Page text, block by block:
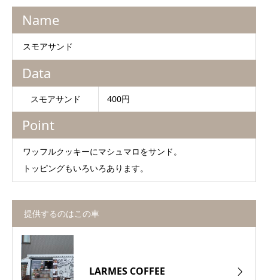
Name
スモアサンド
Data
スモアサンド 400円
Point
ワッフルクッキーにマシュマロをサンド。
トッピングもいろいろあります。
提供するのはこの車
LARMES COFFEE